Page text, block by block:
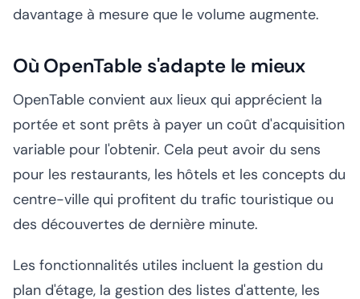
davantage à mesure que le volume augmente.
Où OpenTable s'adapte le mieux
OpenTable convient aux lieux qui apprécient la
portée et sont prêts à payer un coût d'acquisition
variable pour l'obtenir. Cela peut avoir du sens
pour les restaurants, les hôtels et les concepts du
centre-ville qui profitent du trafic touristique ou
des découvertes de dernière minute.
Les fonctionnalités utiles incluent la gestion du
plan d'étage, la gestion des listes d'attente, les